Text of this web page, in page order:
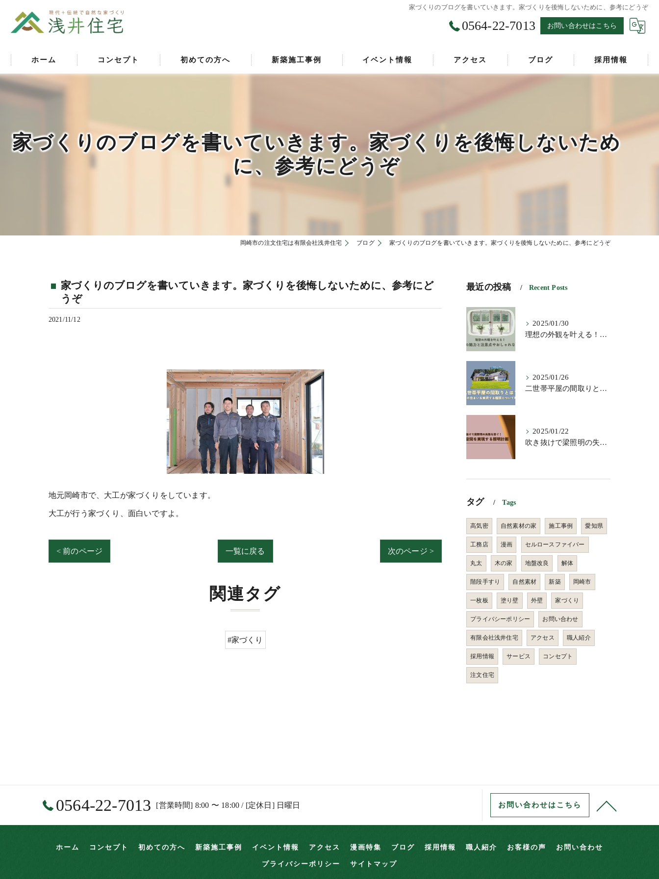
家づくりのブログを書いていきます。家づくりを後悔しないために、参考にどうぞ
0564-22-7013 お問い合わせはこちら
ホーム コンセプト 初めての方へ 新築施工事例 イベント情報 アクセス ブログ 採用情報
家づくりのブログを書いていきます。家づくりを後悔しないため
に、参考にどうぞ
岡崎市の注文住宅は有限会社浅井住宅 ブログ 家づくりのブログを書いていきます。家づくりを後悔しないために、参考にどうぞ
家づくりのブログを書いていきます。家づくりを後悔しないために、参考にど
うぞ
2021/11/12
地元岡崎市で、大工が家づくりをしています。
大工が行う家づくり、面白いですよ。
< 前のページ 一覧に戻る 次のページ >
関連タグ
#家づくり
最近の投稿 Recent Posts
2025/01/30
理想の外観を叶える！横長窓の魅力と注意点やおしゃれな活用術
2025/01/26
二世帯平屋の間取りとは？理想の住まいを実現する種類について解説
2025/01/22
吹き抜けで梁照明の失敗を防ぐ！理想の空間を実現する照明計画
タグ Tags
高気密 自然素材の家 施工事例 愛知県
工務店 漫画 セルロースファイバー
丸太 木の家 地盤改良 解体
階段手すり 自然素材 新築 岡崎市
一枚板 塗り壁 外壁 家づくり
プライバシーポリシー お問い合わせ
有限会社浅井住宅 アクセス 職人紹介
採用情報 サービス コンセプト
注文住宅
0564-22-7013 [営業時間] 8:00 〜 18:00 / [定休日] 日曜日 お問い合わせはこちら
ホーム コンセプト 初めての方へ 新築施工事例 イベント情報 アクセス 漫画特集 ブログ 採用情報 職人紹介 お客様の声 お問い合わせ
プライバシーポリシー サイトマップ